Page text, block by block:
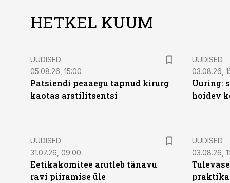
HETKEL KUUM
UUDISED
05.08.26, 15:00
Patsiendi peaaegu tapnud kirurg
kaotas arstilitsentsi
UUDISED
03.08.26,
Uuring:
hoidev
UUDISED
31.07.26, 09:00
Eetikakomitee arutleb tänavu
ravi piiramise üle
UUDISED
03.08.26,